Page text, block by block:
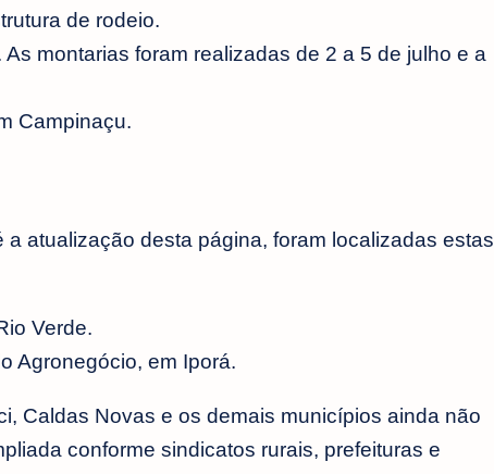
de rodeio.
As montarias foram realizadas de 2 a 5 de julho e a
Campinaçu.
atualização desta página, foram localizadas estas
Verde.
Agronegócio, em Iporá.
Caldas Novas e os demais municípios ainda não
conforme sindicatos rurais, prefeituras e